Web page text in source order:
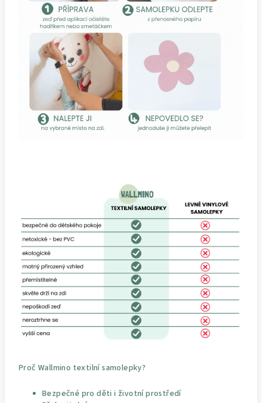
Proč Wallmino textilní samolepky?
Bezpečné pro děti i životní prostředí